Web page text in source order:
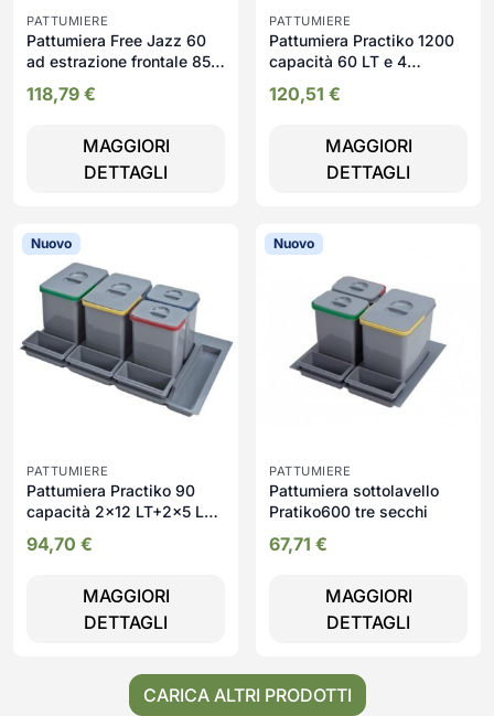
PATTUMIERE
Pattumiera Free Jazz 60
ad estrazione frontale 85
118,79 €
MAGGIORI
DETTAGLI
PATTUMIERE
Pattumiera Practiko 1200
capacità 60 LT e 4
120,51 €
MAGGIORI
DETTAGLI
Nuovo
PATTUMIERE
Pattumiera Practiko 90
capacità 2x12 LT+2x5 LT
94,70 €
MAGGIORI
DETTAGLI
Nuovo
PATTUMIERE
Pattumiera sottolavello
Pratiko600 tre secchi
67,71 €
MAGGIORI
DETTAGLI
CARICA ALTRI PRODOTTI